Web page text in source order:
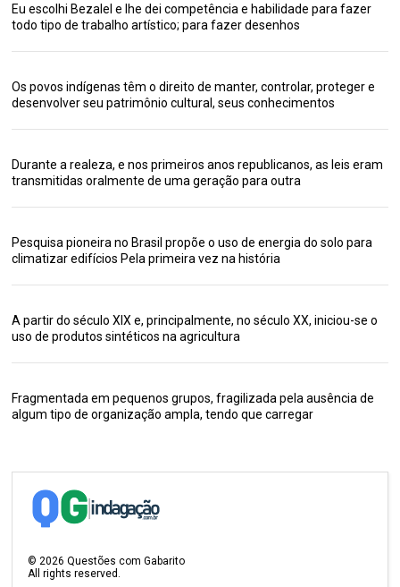
Eu escolhi Bezalel e lhe dei competência e habilidade para fazer
todo tipo de trabalho artístico; para fazer desenhos
Os povos indígenas têm o direito de manter, controlar, proteger e
desenvolver seu patrimônio cultural, seus conhecimentos
Durante a realeza, e nos primeiros anos republicanos, as leis eram
transmitidas oralmente de uma geração para outra
Pesquisa pioneira no Brasil propõe o uso de energia do solo para
climatizar edifícios Pela primeira vez na história
A partir do século XIX e, principalmente, no século XX, iniciou-se o
uso de produtos sintéticos na agricultura
Fragmentada em pequenos grupos, fragilizada pela ausência de
algum tipo de organização ampla, tendo que carregar
© 2026 Questões com Gabarito
All rights reserved.